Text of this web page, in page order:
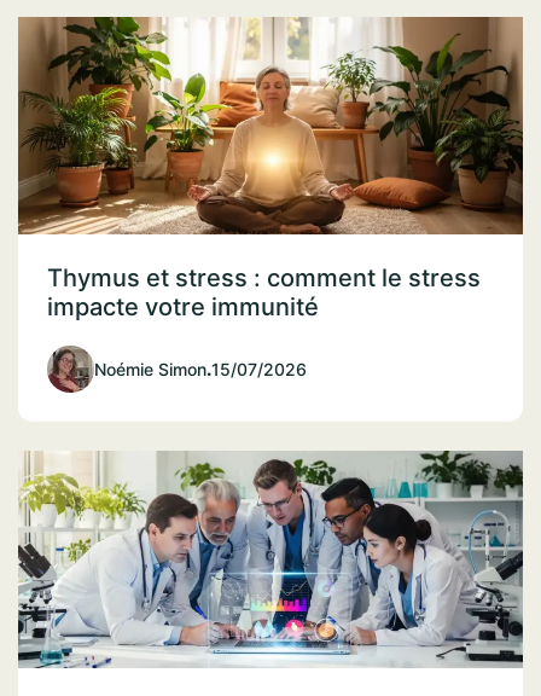
Thymus et stress : comment le stress
impacte votre immunité
Noémie Simon.15/07/2026